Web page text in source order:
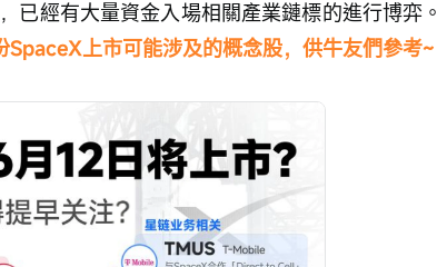
已經有大量資金入場相關產業鏈標的進行博弈。
SpaceX上市可能涉及的概念股，供牛友們參考~